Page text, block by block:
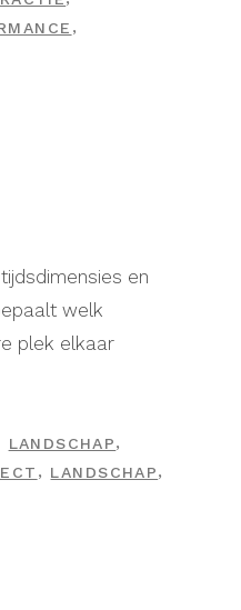
,
en
welk
plek elkaar
LANDSCHAP,
, LANDSCHAP,